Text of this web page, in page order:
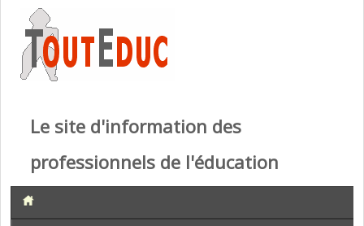
Le site d'information des
professionnels de l'éducation